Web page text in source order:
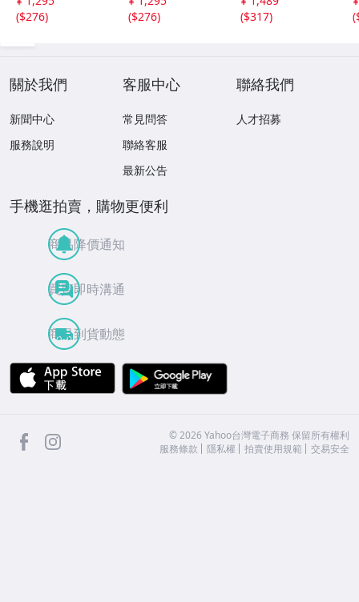
ON連動 ポジショ
ン フォグランプ
($276)
ON連動 ポジショ
ン フォグランプ
($276)
整可能 カチカチ
音内蔵 スピーカ
($317)
(
關於我們
新聞中心
服務說明
客服中心
常見問答
聯絡客服
最新公告
聯絡我們
人才招募
手機逛拍賣，購物更便利
商品降價通知
買賣即時溝通
商品到貨動態
APP Store
facebook ©2026 Yahoo台灣電子商務 保留所有權利
服務條款
隱私權 拍賣使用規範 交易安全